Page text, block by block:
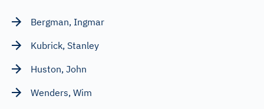
Bergman, Ingmar
Kubrick, Stanley
Huston, John
Wenders, Wim